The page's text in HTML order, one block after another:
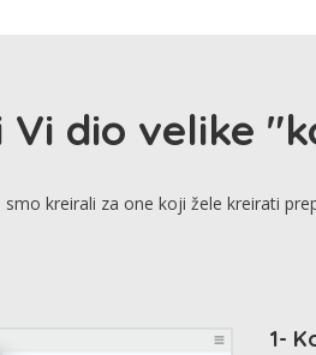
Vi dio velike
kreirali za one koji žele kreirati
1-